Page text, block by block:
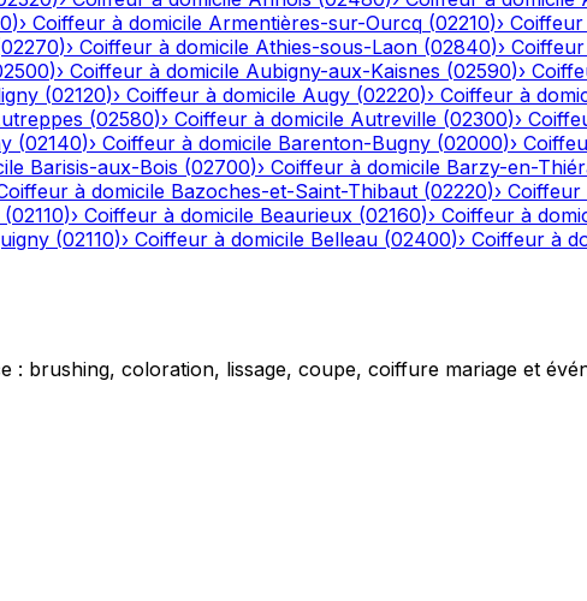
)› Coiffeur à domicile Armentières-sur-Ourcq (02210)›
02270)› Coiffeur à domicile Athies-sous-Laon (02840)›
)› Coiffeur à domicile Aubigny-aux-Kaisnes (02590)›
(02120)› Coiffeur à domicile Augy (02220)› Coiffeur à
(02580)› Coiffeur à domicile Autreville (02300)›
(02140)› Coiffeur à domicile Barenton-Bugny (02000)›
Barisis-aux-Bois (02700)› Coiffeur à domicile Barzy-en-
à domicile Bazoches-et-Saint-Thibaut (02220)› Coiffeur
(02110)› Coiffeur à domicile Beaurieux (02160)› Coiffeur à
(02110)› Coiffeur à domicile Belleau (02400)› Coiffeur à
: brushing, coloration, lissage, coupe, coiffure mariage et